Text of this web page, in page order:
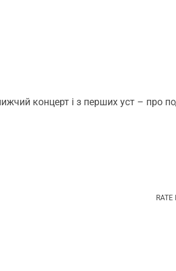
концерт і з перших уст – про
RATE